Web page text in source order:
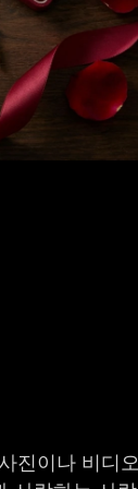
진이나 비디오